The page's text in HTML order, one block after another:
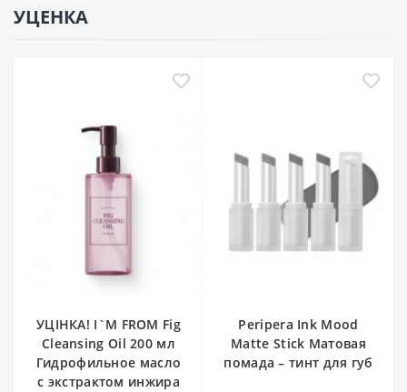
УЦЕНКА
УЦІНКА! I`M FROM Fig
Cleansing Oil 200 мл
Гидрофильное масло
с экстрактом инжира
Peripera Ink Mood
Matte Stick Матовая
помада – тинт для губ